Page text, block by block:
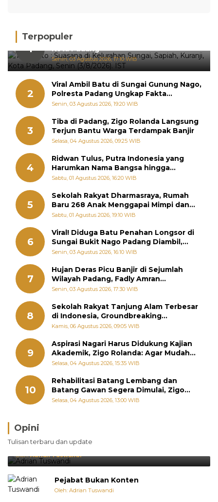
Terpopuler
1
Hujan Deras, 15 Titik Banjir Terdeteksi di
Kota Padang
Senin, 03 Agustus 2026, 17:10 WIB
2
Viral Ambil Batu di Sungai Gunung Nago,
Polresta Padang Ungkap Fakta
Sebenarnya
Senin, 03 Agustus 2026, 19:20 WIB
3
Tiba di Padang, Zigo Rolanda Langsung
Terjun Bantu Warga Terdampak Banjir
Selasa, 04 Agustus 2026, 09:25 WIB
4
Ridwan Tulus, Putra Indonesia yang
Harumkan Nama Bangsa hingga
Diabadikan dalam Buku Jepang
Sabtu, 01 Agustus 2026, 16:20 WIB
5
Sekolah Rakyat Dharmasraya, Rumah
Baru 268 Anak Menggapai Mimpi dan
Memutus Rantai Kemiskinan
Sabtu, 01 Agustus 2026, 19:10 WIB
6
Viral! Diduga Batu Penahan Longsor di
Sungai Bukit Nago Padang Diambil,
Warga Khawatir Bencana Terulang
Senin, 03 Agustus 2026, 16:10 WIB
7
Hujan Deras Picu Banjir di Sejumlah
Wilayah Padang, Fadly Amran
Perintahkan OPD Siaga
Senin, 03 Agustus 2026, 17:30 WIB
8
Sekolah Rakyat Tanjung Alam Terbesar
di Indonesia, Groundbreaking
September
Kamis, 06 Agustus 2026, 09:05 WIB
9
Aspirasi Nagari Harus Didukung Kajian
Akademik, Zigo Rolanda: Agar Mudah
Diperjuangkan di Kementerian
Selasa, 04 Agustus 2026, 15:35 WIB
10
Rehabilitasi Batang Lembang dan
Batang Gawan Segera Dimulai, Zigo
Rolanda Pastikan Proyek Berjalan
Selasa, 04 Agustus 2026, 13:00 WIB
Opini
Tulisan terbaru dan update
Brasil Lebih Diunggulkan, tetapi Jepang Selalu
Punya Cara Membuat Kejutan
Oleh:Adrian Tuswandi
Pejabat Bukan Konten
Oleh: Adrian Tuswandi